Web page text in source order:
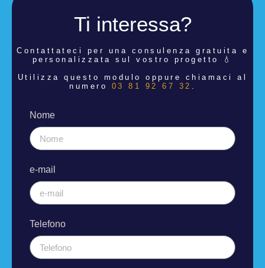
Ti interessa?
Contattateci per una consulenza gratuita e
personalizzata sul vostro progetto 💧
Utilizza questo modulo oppure chiamaci al
numero 03 81 92 67 32
Nome
e-mail
Telefono